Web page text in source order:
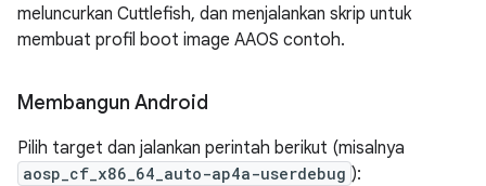
meluncurkan Cuttlefish, dan menjalankan skrip untuk
membuat profil boot image AAOS contoh.
Membangun Android
Pilih target dan jalankan perintah berikut (misalnya
aosp_cf_x86_64_auto-ap4a-userdebug ):